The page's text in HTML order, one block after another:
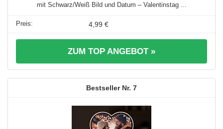
mit Schwarz/Weiß Bild und Datum – Valentinstag ...
4,99 €
ZUM TOP ANGEBOT »
7